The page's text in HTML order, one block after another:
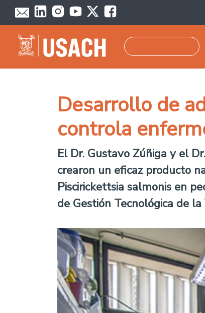
Pasar al contenido principal
Desarrollo de
controla
El Dr. Gustavo Zúñiga y el
crearon un eficaz producto
Piscirickettsia salmonis en
de Gestión Tecnológica de la